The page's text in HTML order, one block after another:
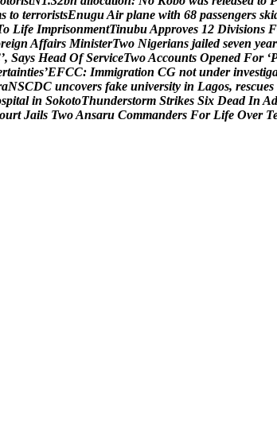
s to terroristsEnuguAir plane with 68 passengers ski
o Life ImprisonmentTinubuApproves 12 Divisions F
reign Affairs MinisterTwo Nigerians jailed seven year
’, Says Head Of ServiceTwoAccounts Opened For ‘
rtainties’EFCC: Immigration CG not under investig
aNSCDC uncovers fake university in Lagos, rescues
spital in SokotoThunderstorm Strikes Six Dead In Ad
ourt Jails TwoAnsaru Commanders For Life Over T